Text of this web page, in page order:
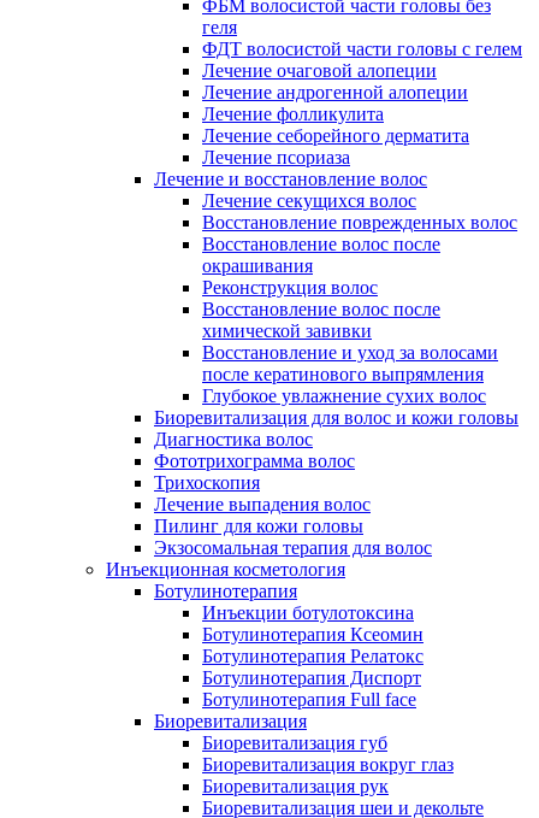
ФБМ волосистой части головы без
геля
ФДТ волосистой части головы с гелем
Лечение очаговой алопеции
Лечение андрогенной алопеции
Лечение фолликулита
Лечение себорейного дерматита
Лечение псориаза
Лечение и восстановление волос
Лечение секущихся волос
Восстановление поврежденных волос
Восстановление волос после
окрашивания
Реконструкция волос
Восстановление волос после
химической завивки
Восстановление и уход за волосами
после кератинового выпрямления
Глубокое увлажнение сухих волос
Биоревитализация для волос и кожи головы
Диагностика волос
Фототрихограмма волос
Трихоскопия
Лечение выпадения волос
Пилинг для кожи головы
Экзосомальная терапия для волос
Инъекционная косметология
Ботулинотерапия
Инъекции ботулотоксина
Ботулинотерапия Ксеомин
Ботулинотерапия Релатокс
Ботулинотерапия Диспорт
Ботулинотерапия Full face
Биоревитализация
Биоревитализация губ
Биоревитализация вокруг глаз
Биоревитализация рук
Биоревитализация шеи и декольте